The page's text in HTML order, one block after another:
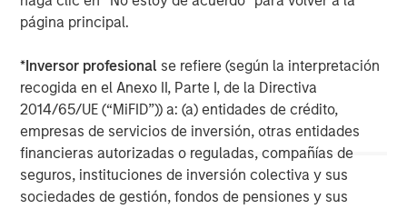
página principal.
*Inversor profesional se refiere (según la interpretación
recogida en el Anexo II, Parte I, de la Directiva
2014/65/UE (“MiFID”)) a: (a) entidades de crédito,
empresas de servicios de inversión, otras entidades
financieras autorizadas o reguladas, compañías de
seguros, instituciones de inversión colectiva y sus
sociedades de gestión, fondos de pensiones y sus
The views and opinions are those of the author as of the date of
publication and are subject to change at any time due to market
or economic conditions and may not necessarily come to pass.
The views expressed do not reflect the opinions of all
investment personnel at Morgan Stanley Investment
Management (MSIM) and its subsidiaries and affiliates
(collectively the Firm”) and may not be reflected in all the
strategies and products that the Firm offers.